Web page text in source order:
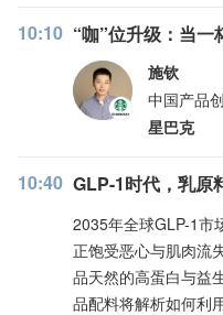
10:10 “咖”位升级：当
施钦
中国产品
星巴克
10:40 GLP-1时代，乳原
2035年全球GLP-1市
正饱受恶心与肌肉流
品天然的高蛋白与益
品配料将解析如何利